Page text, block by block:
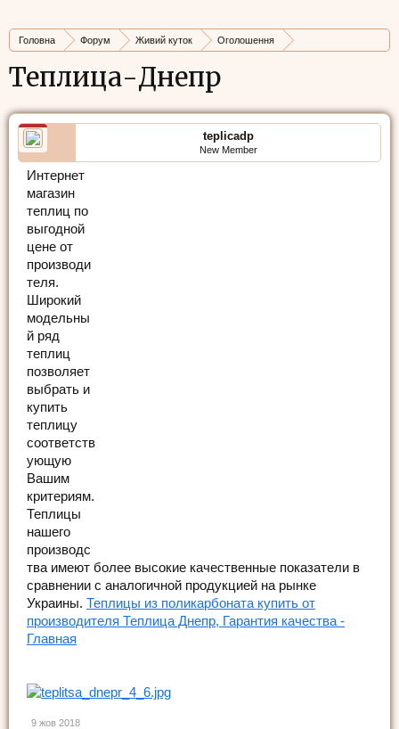
Головна Форум Живий куток
Оголошення
Теплица-Днепр
teplicadp
New Member
Интернет
магазин
теплиц по
выгодной
цене от
производи
теля.
Широкий
модельны
й ряд
теплиц
позволяет
выбрать и
купить
теплицу
соответств
ующую
Вашим
критериям.
Теплицы
нашего
производс
тва имеют более высокие качественные показатели в
сравнении с аналогичной продукцией на рынке
Украины. Теплицы из поликарбоната купить от
производителя Теплица Днепр, Гарантия качества -
Главная
9 жов 2018